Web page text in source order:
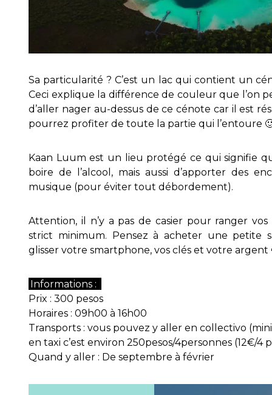
Sa particularité ? C’est un lac qui contient un
Ceci explique la différence de couleur que l’on
d’aller nager au-dessus de ce cénote car il est
pourrez profiter de toute la partie qui l’entoure
Kaan Luum est un lieu protégé ce qui signifie
boire de l’alcool, mais aussi d’apporter des
musique (pour éviter tout débordement).
Attention, il n’y a pas de casier pour ranger
strict minimum. Pensez à acheter une petite
glisser votre smartphone, vos clés et votre argent
Informations :
Prix : 300 pesos
Horaires : 09h00 à 16h00
Transports : vous pouvez y aller en collectivo
en taxi c’est environ 250pesos/4personnes (12€/4
Quand y aller : De septembre à février